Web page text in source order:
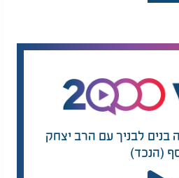
בנים לבניך עם הרב יצחק
(הנכד)